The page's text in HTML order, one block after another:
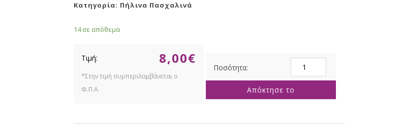
Κατηγορία: Πήλινα Πασχαλινά
14 σε απόθεμα
8,00€
ΟΥΓΙΑ
M.XMAS
2,5cmX9m
ΦΥΣΙΚΟ-
ποσότητα
Απόκτησε το